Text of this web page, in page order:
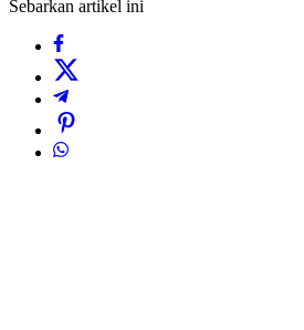
Sebarkan artikel ini